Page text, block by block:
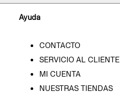
Ayuda
CONTACTO
SERVICIO AL CLIENTE
MI CUENTA
NUESTRAS TIENDAS